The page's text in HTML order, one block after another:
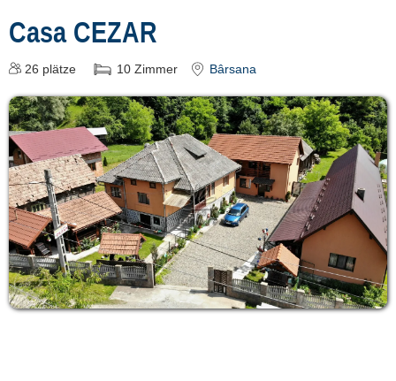
Casa CEZAR
26 plätze 10 Zimmer Bârsana